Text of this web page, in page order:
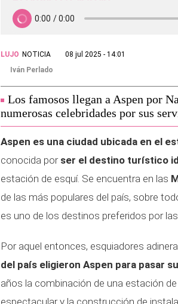
LUJO NOTICIA
08 jul 2025 - 14:01
Iván Perlado
Los famosos llegan a Aspen por
numerosas celebridades por sus
Aspen es una ciudad ubicada en el
conocida por ser el destino turístico
estación de esquí. Se encuentra en las
de las más populares del país, sobre
es uno de los destinos preferidos por
Por aquel entonces, esquiadores
del país eligieron Aspen para pasar
años la combinación de una estación
espectacular y la construcción de